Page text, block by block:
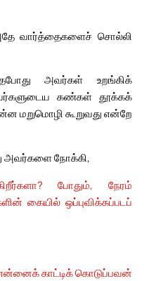
வார்த்தைகளைச் சொல்லி
அவர்கள் உறங்கிக்
கண்கள் தூக்கக்
மறுமொழி கூறுவது என்றே
அவர்களை நோக்கி,
போதும், நேரம்
கையில் ஒப்புவிக்கப்படப்
காட்டிக் கொடுப்பவன்